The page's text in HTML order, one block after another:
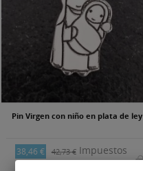
Pin Virgen con niño en plata de ley
38,46 € 42,73 €Impuestos
incluidos